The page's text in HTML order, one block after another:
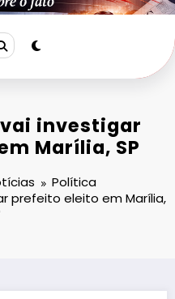
investigar
Marília, SP
Política
prefeito eleito em Marília,